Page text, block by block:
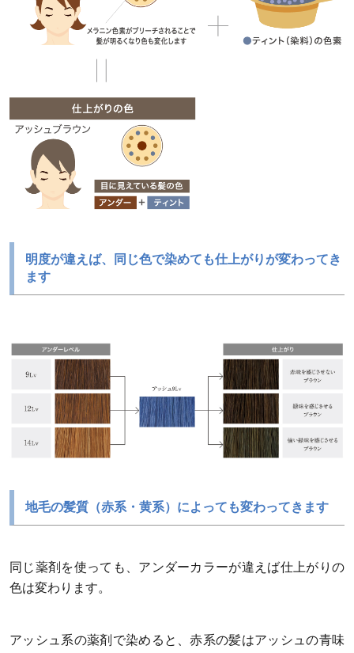
明度が違えば、同じ色で染めても仕上がりが変わってき
ます
地毛の髪質（赤系・黄系）によっても変わってきます
同じ薬剤を使っても、アンダーカラーが違えば仕上がりの
色は変わります。
アッシュ系の薬剤で染めると、赤系の髪はアッシュの青味